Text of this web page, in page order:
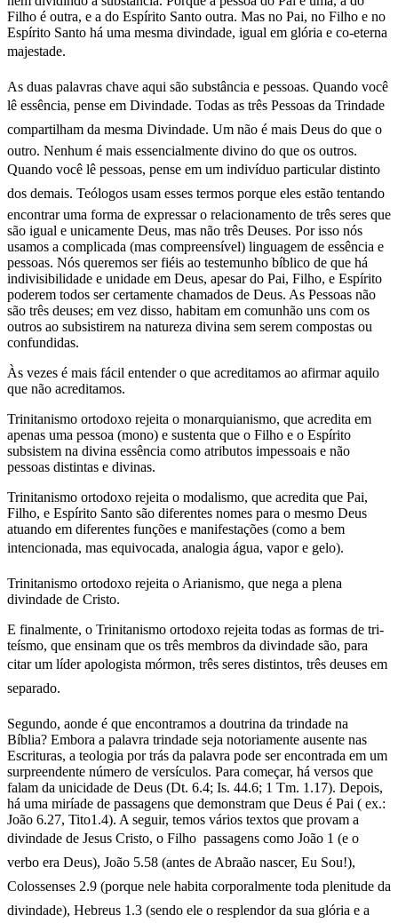
Filho é outra, e a do Espírito Santo outra. Mas no Pai, no Filho e no
Espírito Santo há uma mesma divindade, igual em glória e co-eterna
majestade.
As duas palavras chave aqui são substância e pessoas. Quando você
lê essência, pense em Divindade. Todas as três Pessoas da Trindade
compartilham da mesma Divindade. Um não é mais Deus do que o
outro. Nenhum é mais essencialmente divino do que os outros.
Quando você lê pessoas, pense em um indivíduo particular distinto
dos demais. Teólogos usam esses termos porque eles estão tentando
encontrar uma forma de expressar o relacionamento de três seres que
são igual e unicamente Deus, mas não três Deuses. Por isso nós
usamos a complicada (mas compreensível) linguagem de essência e
pessoas. Nós queremos ser fiéis ao testemunho bíblico de que há
indivisibilidade e unidade em Deus, apesar do Pai, Filho, e Espírito
poderem todos ser certamente chamados de Deus. As Pessoas não
são três deuses; em vez disso, habitam em comunhão uns com os
outros ao subsistirem na natureza divina sem serem compostas ou
confundidas.
Às vezes é mais fácil entender o que acreditamos ao afirmar aquilo
que não acreditamos.
Trinitanismo ortodoxo rejeita o monarquianismo, que acredita em
apenas uma pessoa (mono) e sustenta que o Filho e o Espírito
subsistem na divina essência como atributos impessoais e não
pessoas distintas e divinas.
Trinitanismo ortodoxo rejeita o modalismo, que acredita que Pai,
Filho, e Espírito Santo são diferentes nomes para o mesmo Deus
atuando em diferentes funções e manifestações (como a bem
intencionada, mas equivocada, analogia água, vapor e gelo).
Trinitanismo ortodoxo rejeita o Arianismo, que nega a plena
divindade de Cristo.
E finalmente, o Trinitanismo ortodoxo rejeita todas as formas de tri-
teísmo, que ensinam que os três membros da divindade são, para
citar um líder apologista mórmon, três seres distintos, três deuses em
separado.
Segundo, aonde é que encontramos a doutrina da trindade na
Bíblia? Embora a palavra trindade seja notoriamente ausente nas
Escrituras, a teologia por trás da palavra pode ser encontrada em um
surpreendente número de versículos. Para começar, há versos que
falam da unicidade de Deus (Dt. 6.4; Is. 44.6; 1 Tm. 1.17). Depois,
há uma miríade de passagens que demonstram que Deus é Pai ( ex.:
João 6.27, Tito1.4). A seguir, temos vários textos que provam a
divindade de Jesus Cristo, o Filho  passagens como João 1 (e o
verbo era Deus), João 5.58 (antes de Abraão nascer, Eu Sou!),
Colossenses 2.9 (porque nele habita corporalmente toda plenitude da
divindade), Hebreus 1.3 (sendo ele o resplendor da sua glória e a